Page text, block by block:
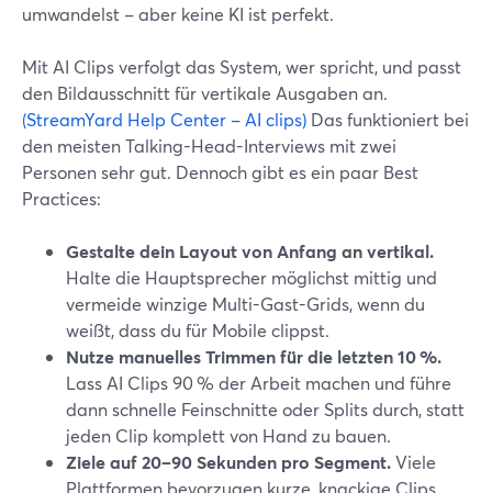
umwandelst – aber keine KI ist perfekt.
Mit AI Clips verfolgt das System, wer spricht, und passt
den Bildausschnitt für vertikale Ausgaben an.
(StreamYard Help Center – AI clips) Das funktioniert bei
den meisten Talking-Head-Interviews mit zwei
Personen sehr gut. Dennoch gibt es ein paar Best
Practices:
Gestalte dein Layout von Anfang an vertikal.
Halte die Hauptsprecher möglichst mittig und
vermeide winzige Multi-Gast-Grids, wenn du
weißt, dass du für Mobile clippst.
Nutze manuelles Trimmen für die letzten 10 %.
Lass AI Clips 90 % der Arbeit machen und führe
dann schnelle Feinschnitte oder Splits durch, statt
jeden Clip komplett von Hand zu bauen.
Ziele auf 20–90 Sekunden pro Segment.Viele
Plattformen bevorzugen kurze, knackige Clips.